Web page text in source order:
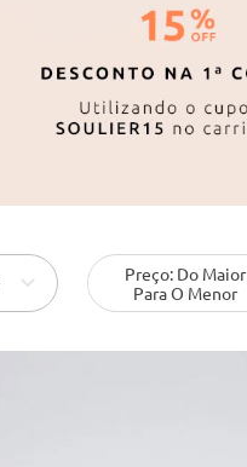
Preço: Do Maior
Para O Menor